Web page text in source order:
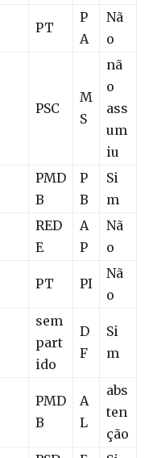
PT
P
A
Nã
o
PSC
M
S
nã
o
ass
um
iu
PMD
B
P
B
Si
m
RED
E
A
P
Nã
o
PT PI
Nã
o
sem
part
ido
D
F
Si
m
PMD
B
A
L
abs
ten
ção